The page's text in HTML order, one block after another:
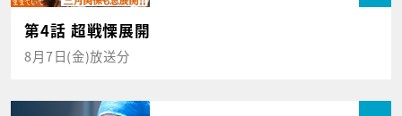
第4話 超戦慄展開
8月7日(金)放送分